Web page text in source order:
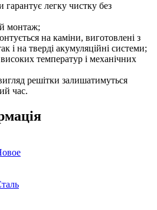
гарантує легку чистку без
монтаж;
на каміни, виготовлені з
і на тверді акумуляційні системи;
високих температур і механічних
решітки залишатимуться
час.